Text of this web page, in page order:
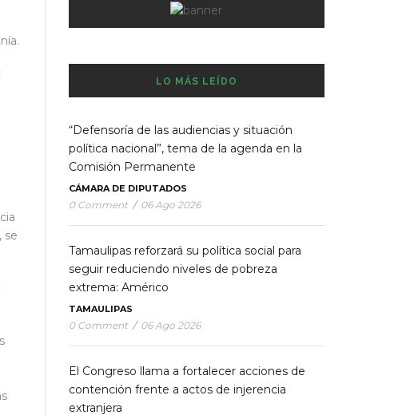
se
LO MÁS LEÍDO
“Defensoría de las audiencias y situación
política nacional”, tema de la agenda en la
Comisión Permanente
CÁMARA DE DIPUTADOS
0 Comment / 06 Ago 2026
Tamaulipas reforzará su política social para
seguir reduciendo niveles de pobreza
extrema: Américo
TAMAULIPAS
0 Comment / 06 Ago 2026
El Congreso llama a fortalecer acciones de
contención frente a actos de injerencia
extranjera